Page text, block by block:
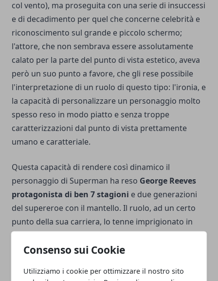
Consenso sui Cookie
Utilizziamo i cookie per ottimizzare il nostro sito
col vento), ma proseguita con una serie di insuccessi
e di decadimento per quel che concerne celebrità e
riconoscimento sul grande e piccolo schermo;
l'attore, che non sembrava essere assolutamente
calato per la parte del punto di vista estetico, aveva
però un suo punto a favore, che gli rese possibile
l'interpretazione di un ruolo di questo tipo: l'ironia, e
la capacità di personalizzare un personaggio molto
spesso reso in modo piatto e senza troppe
caratterizzazioni dal punto di vista prettamente
umano e caratteriale.
Questa capacità di rendere così dinamico il
personaggio di Superman ha reso George Reeves
protagonista di ben 7 stagioni e due generazioni
del supereroe con il mantello. Il ruolo, ad un certo
punto della sua carriera, lo tenne imprigionato in
un'interpretazione quasi forzata e, soprattutto a
causa di una profonda depressione, Reeves si tolse